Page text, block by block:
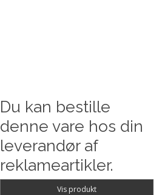
Du kan bestille
denne vare hos din
leverandør af
reklameartikler.
Vis produkt